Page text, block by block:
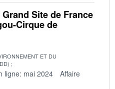
Site de France
Cirque de
ET DU
ligne: mai 2024
Affaire